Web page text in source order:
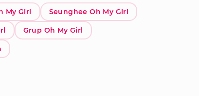
My Girl Seunghee Oh My Girl
Grup Oh My Girl